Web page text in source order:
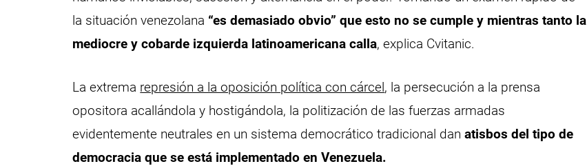
la situación venezolana “es demasiado obvio” que esto no se cumple y mientras tanto la
mediocre y cobarde izquierda latinoamericana calla, explica Cvitanic.
La extrema represión a la oposición política con cárcel, la persecución a la prensa
opositora acallándola y hostigándola, la politización de las fuerzas armadas
evidentemente neutrales en un sistema democrático tradicional danatisbos del tipo de
democracia que se está implementado en Venezuela.